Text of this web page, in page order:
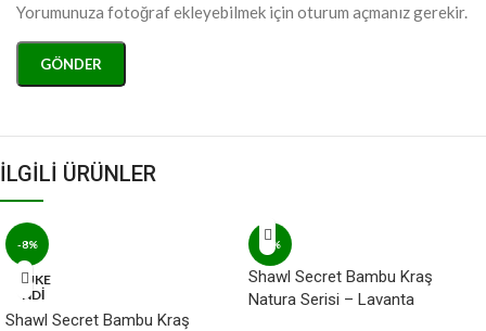
Yorumunuza fotoğraf ekleyebilmek için oturum açmanız gerekir.
İLGİLİ ÜRÜNLER
-8%
TÜKE
NDİ
Shawl Secret Bambu Kraş
-8%
Shawl Secret Bambu Kraş
Natura Serisi – Lavanta